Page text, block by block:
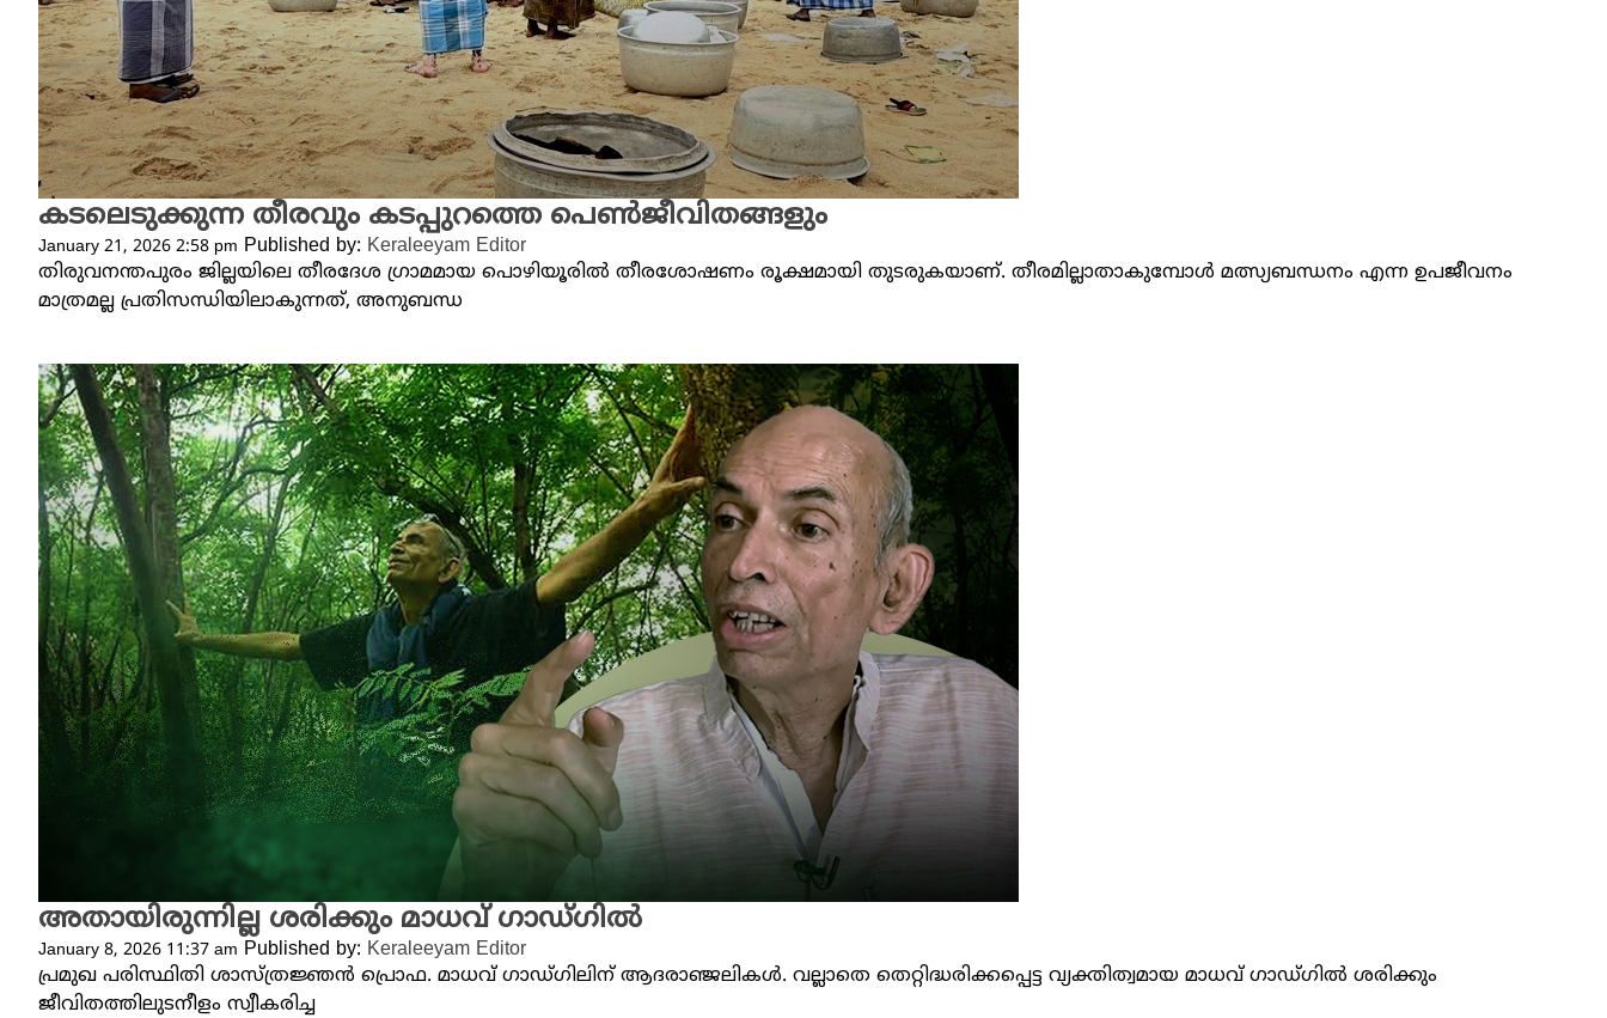
കടലെടുക്കുന്ന തീരവും കടപ്പുറത്തെ പെൺജീവിതങ്ങളും
January 21, 2026 2:58 pm Published by: Keraleeyam Editor
തിരുവനന്തപുരം ജില്ലയിലെ തീരദേശ ​ഗ്രാമമായ പൊഴിയൂരിൽ തീരശോഷണം രൂക്ഷമായി തുടരുകയാണ്. തീരമില്ലാതാകുമ്പോൾ മത്സ്യബന്ധനം എന്ന ഉപജീവനം
മാത്രമല്ല പ്രതിസന്ധിയിലാകുന്നത്, അനുബന്ധ
അതായിരുന്നില്ല ശരിക്കും മാധവ് ​ഗാഡ്​ഗിൽ
January 8, 2026 11:37 am Published by: Keraleeyam Editor
പ്രമുഖ പരിസ്ഥിതി ശാസ്ത്രജ്ഞൻ പ്രൊഫ. മാധവ് ഗാഡ്ഗിലിന് ആദരാഞ്ജലികൾ. വല്ലാതെ തെറ്റിദ്ധരിക്കപ്പെട്ട വ്യക്തിത്വമായ മാധവ് ഗാഡ്ഗിൽ ശരിക്കും
ജീവിതത്തിലുടനീളം സ്വീകരിച്ച